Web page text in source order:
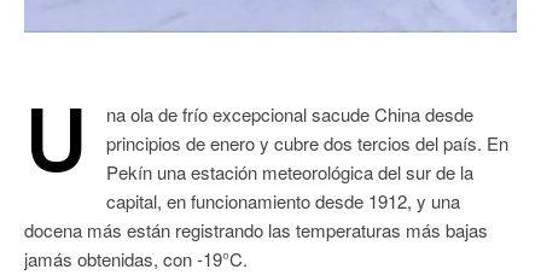
U
na ola de frío excepcional sacude China desde
principios de enero y cubre dos tercios del país. En
Pekín una estación meteorológica del sur de la
capital, en funcionamiento desde 1912, y una
docena más están registrando las temperaturas más bajas
jamás obtenidas, con -19°C.